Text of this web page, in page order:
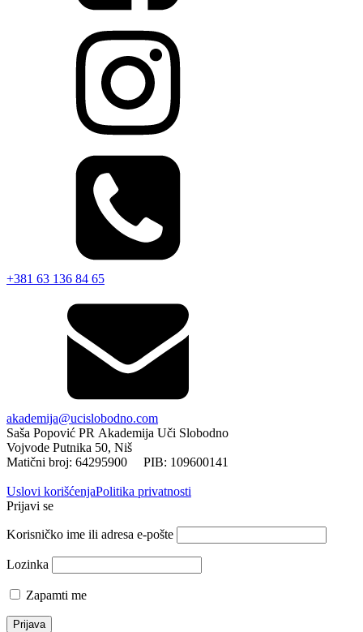
+381 63 136 84 65
akademija@ucislobodno.com
Saša Popović PR Akademija Uči Slobodno
Vojvode Putnika 50, Niš
Matični broj: 64295900 PIB: 109600141
Uslovi korišćenjaPolitika privatnosti
Prijavi se
Korisničko ime ili adresa e-pošte
Lozinka
Zapamti me